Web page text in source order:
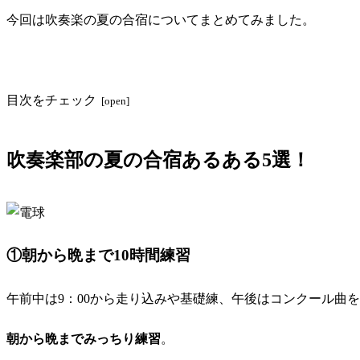
今回は吹奏楽の夏の合宿についてまとめてみました。
目次をチェック
吹奏楽部の夏の合宿あるある5選！
①朝から晩まで10時間練習
午前中は9：00から走り込みや基礎練、午後はコンクール曲
朝から晩までみっちり練習。